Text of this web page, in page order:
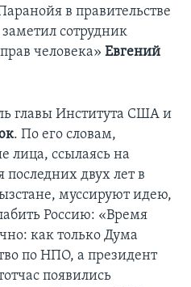
в правительстве
сотрудник
человека» Евгений
главы Института США и
. По его словам,
лица, ссылаясь на
двух лет в
муссируют идею,
Россию: «Время
как только Дума
по НПО, а президент
появились